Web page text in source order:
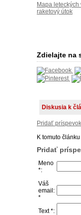
Mapa
raketový útok
Zdielajte na
Diskusia k
Pridať príspevok
K tomuto
Pridať
Meno
*:
Váš
email:
*
Text *: